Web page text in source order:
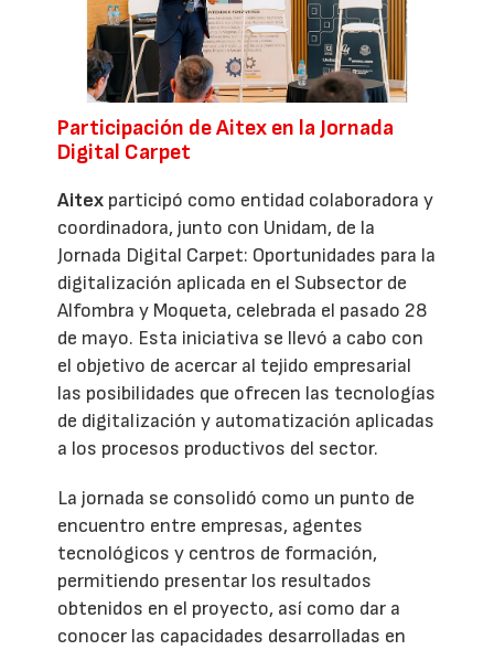
Participación de Aitex en la Jornada
Digital Carpet
Aitex participó como entidad colaboradora y
coordinadora, junto con Unidam, de la
Jornada Digital Carpet: Oportunidades para la
digitalización aplicada en el Subsector de
Alfombra y Moqueta, celebrada el pasado 28
de mayo. Esta iniciativa se llevó a cabo con
el objetivo de acercar al tejido empresarial
las posibilidades que ofrecen las tecnologías
de digitalización y automatización aplicadas
a los procesos productivos del sector.
La jornada se consolidó como un punto de
encuentro entre empresas, agentes
tecnológicos y centros de formación,
permitiendo presentar los resultados
obtenidos en el proyecto, así como dar a
conocer las capacidades desarrolladas en